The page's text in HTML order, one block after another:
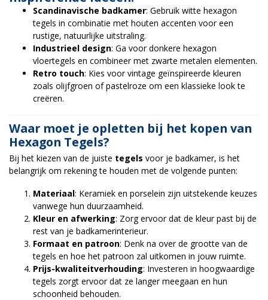
Scandinavische badkamer: Gebruik witte hexagon
tegels in combinatie met houten accenten voor een
rustige, natuurlijke uitstraling.
Industrieel design: Ga voor donkere hexagon
vloertegels en combineer met zwarte metalen elementen.
Retro touch: Kies voor vintage geïnspireerde kleuren
zoals olijfgroen of pastelroze om een klassieke look te
creëren.
Waar moet je opletten bij het kopen van
Hexagon Tegels?
Bij het kiezen van de juiste tegels voor je badkamer, is het
belangrijk om rekening te houden met de volgende punten:
Materiaal: Keramiek en porselein zijn uitstekende keuzes
vanwege hun duurzaamheid.
Kleur en afwerking: Zorg ervoor dat de kleur past bij de
rest van je badkamerinterieur.
Formaat en patroon: Denk na over de grootte van de
tegels en hoe het patroon zal uitkomen in jouw ruimte.
Prijs-kwaliteitverhouding: Investeren in hoogwaardige
tegels zorgt ervoor dat ze langer meegaan en hun
schoonheid behouden.